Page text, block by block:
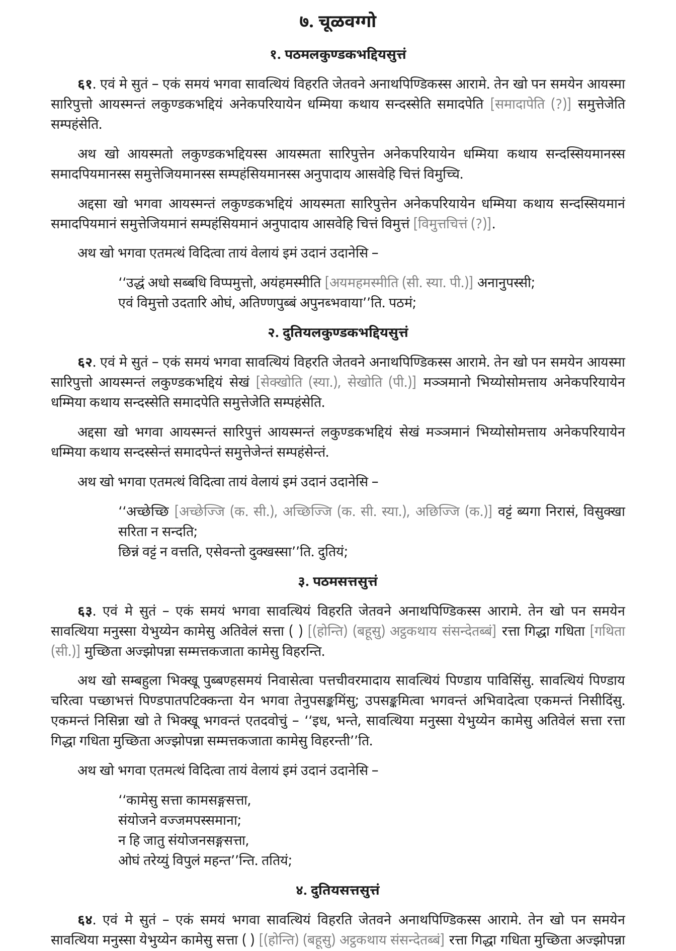
७. चूळवग्गो
१. पठमलकुण्डकभद्दियसुत्तं
६१. एवंमे सुतं – एकं समयं भगवा सावत्थियं विहरति जेतवने अनाथपिण्डिकस्स आरामे. तेन खो पन समयेन आयस्मा
सारिपुत्तो आयस्मन्तं लकुण्डकभद्दियं अनेकपरियायेन धम्मिया कथाय सन्दस्सेति समादपेति [समादापेति (?)] समुत्तेजेति
सम्पहंसेति.
अथ खो आयस्मतो लकुण्डकभद्दियस्स आयस्मता सारिपुत्तेन अनेकपरियायेन धम्मिया कथाय सन्दस्सियमानस्स
समादपियमानस्स समुत्तेजियमानस्स सम्पहंसियमानस्स अनुपादाय आसवेहि चित्तं विमुच्चि.
अद्दसा खो भगवा आयस्मन्तं लकुण्डकभद्दियं आयस्मता सारिपुत्तेन अनेकपरियायेन धम्मिया कथाय सन्दस्सियमानं
समादपियमानं समुत्तेजियमानं सम्पहंसियमानं अनुपादाय आसवेहि चित्तं विमुत्तं [विमुत्तचित्तं (?)] .
अथ खो भगवा एतमत्थं विदित्वा तायं वेलायं इमं उदानं उदानेसि –
‘‘उद्धं अधो सब्बधि विप्पमुत्तो, अयंहमस्मीति [अयमहमस्मीति (सी. स्या. पी.)] अनानुपस्सी;
एवं विमुत्तो उदतारि ओघं, अतिण्णपुब्बं अपुनब्भवाया’’ति. पठमं;
२. दुतियलकुण्डकभद्दियसुत्तं
६२. एवं मे सुतं – एकं समयं भगवा सावत्थियं विहरति जेतवने अनाथपिण्डिकस्स आरामे. तेन खो पन समयेन आयस्मा
सारिपुत्तो आयस्मन्तं लकुण्डकभद्दियं सेखं [सेक्खोति (स्या.), सेखोति (पी.)] मञ्ञमानो भिय्योसोमत्ताय अनेकपरियायेन
धम्मिया कथाय सन्दस्सेति समादपेति समुत्तेजेति सम्पहंसेति.
अद्दसा खो भगवा आयस्मन्तं सारिपुत्तं आयस्मन्तं लकुण्डकभद्दियं सेखं मञ्ञमानं भिय्योसोमत्ताय अनेकपरियायेन
धम्मिया कथाय सन्दस्सेन्तं समादपेन्तं समुत्तेजेन्तं सम्पहंसेन्तं.
अथ खो भगवाएतमत्थं विदित्वा तायं वेलायं इमं उदानं उदानेसि –
‘‘अच्छेच्छि [अच्छेज्जि (क. सी.), अच्छिज्जि (क. सी. स्या.), अछिज्जि (क.)] वट्टं ब्यगा निरासं, विसुक्खा
सरिता न सन्दति;
छिन्नं वट्टं न वत्तति, एसेवन्तो दुक्खस्सा’’ति. दुतियं;
३. पठमसत्तसुत्तं
६३. एवं मे सुतं – एकं समयं भगवा सावत्थियं विहरति जेतवने अनाथपिण्डिकस्स आरामे. तेन खो पन समयेन
सावत्थिया मनुस्सा येभुय्येन कामेसु अतिवेलं सत्ता ( ) [(होन्ति) (बहूसु) अट्ठकथाय संसन्देतब्बं] रत्ता गिद्धा गधिता [गथिता
(सी.)] मुच्छिता अज्झोपन्ना सम्मत्तकजाता कामेसु विहरन्ति.
अथ खो सम्बहुला भिक्खू पुब्बण्हसमयं निवासेत्वा पत्तचीवरमादाय सावत्थियं पिण्डाय पाविसिंसु. सावत्थियं पिण्डाय
चरित्वा पच्छाभत्तं पिण्डपातपटिक्कन्ता येन भगवा तेनुपसङ्कमिंसु; उपसङ्कमित्वा भगवन्तं अभिवादेत्वा एकमन्तं निसीदिंसु.
एकमन्तं निसिन्ना खो ते भिक्खू भगवन्तं एतदवोचुं – ‘‘इध, भन्ते, सावत्थिया मनुस्सा येभुय्येन कामेसु अतिवेलं सत्ता रत्ता
गिद्धा गधिता मुच्छिता अज्झोपन्ना सम्मत्तकजाता कामेसु विहरन्ती’’ति.
अथ खो भगवा एतमत्थं विदित्वा तायं वेलायं इमं उदानं उदानेसि –
‘‘कामेसु सत्ता कामसङ्गसत्ता,
संयोजने वज्जमपस्समाना;
नहि जातु संयोजनसङ्गसत्ता,
ओघं तरेय्युं विपुलं महन्त’’न्ति. ततियं;
४. दुतियसत्तसुत्तं
६४. एवं मे सुतं – एकं समयं भगवा सावत्थियं विहरति जेतवने अनाथपिण्डिकस्स आरामे. तेन खो पन समयेन
सावत्थिया मनुस्सा येभुय्येन कामेसु सत्ता ( ) [(होन्ति) (बहूसु) अट्ठकथाय संसन्देतब्बं] रत्ता गिद्धा गधिता मुच्छिता अज्झोपन्ना